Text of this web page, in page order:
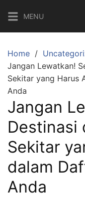
content
MENU
Home
Jangan Lewatkan!
Sekitar yang Harus
Anda
Jangan
Destinasi
Sekitar
dalam
Anda